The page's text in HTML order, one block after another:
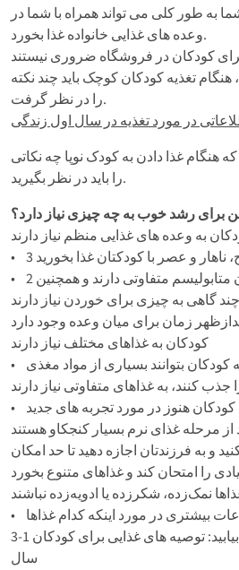
به طور کلی می تواند همراه با شما در
وعده های غذایی خانواده غذا بخورد.
تغذیه کودکان کوچک باید چند نکته
را در نظر گرفت.
در مورد تغذیه در سال اول زندگی
هنگام غذا دادن به کودک نوپا چه نکاتی
را باید در نظر بگیرید.
برای رشد خوب به چه چیزی نیاز دارد؟
به وعده های غذایی منظم نیاز دارند
• 2 میان وعده کوچکتر: کودکان متابولیسم متفاوتی دارند و همچنین
کودکان به غذاهای مختلف نیاز دارند
• ماده مغذی: برای اینکه کودکان بتوانند بسیاری از مواد مغذی
• طعم: در دوران خردسالی، کودکان هنوز در مورد تجربه های جدید
و به فرزندتان اجازه دهید تا حد امکان
• در لینک زیر می توانید اطلاعات بیشتری در مورد اینکه کدام غذاها
برای کودکتان مهم است بیابید: توصیه های غذایی برای کودکان 1-3
سال